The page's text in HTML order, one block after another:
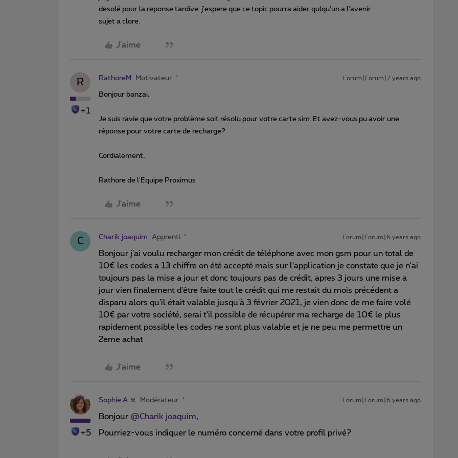
desolé pour la reponse tardive. j'espere que ce topic pourra aider qulqu'un a l'avenir.
sujet a clore.
J'aime
R
+1
RathoreM Motivateur Forum|Forum|7 years ago
Bonjour banzai,
Je suis ravie que votre problème soit résolu pour votre carte sim. Et avez-vous pu avoir une
réponse pour votre carte de recharge?
Cordialement,
Rathore de l'Equipe Proximus
J'aime
C Charik joaquim Apprenti Forum|Forum|6 years ago
Bonjour j'ai voulu recharger mon crédit de téléphone avec mon gsm pour un total de
10€ les codes a 13 chiffre on été accepté mais sur l'application je constate que je n'ai
toujours pas la mise a jour et donc toujours pas de crédit, apres 3 jours une mise a
jour vien finalement d'être faite tout le crédit qui me restait du mois précédent a
disparu alors qu'il était valable jusqu'à 3 février 2021, je vien donc de me faire volé
10€ par votre société, serai t'il possible de récupérer ma recharge de 10€ le plus
rapidement possible les codes ne sont plus valable et je ne peu me permettre un
2eme achat
J'aime
+5
Sophie A Modérateur Forum|Forum|6 years ago
Bonjour @Charik joaquim,
Pourriez-vous indiquer le numéro concerné dans votre profil privé?